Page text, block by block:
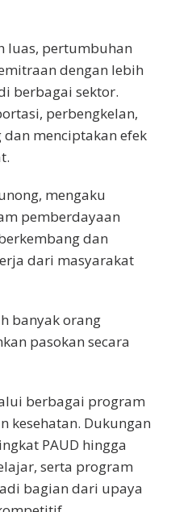
luas, pertumbuhan
dengan lebih
berbagai sektor.
perbengkelan,
menciptakan efek
mengaku
pemberdayaan
dan
dari masyarakat
banyak orang
pasokan secara
berbagai program
kesehatan. Dukungan
PAUD hingga
serta program
bagian dari upaya